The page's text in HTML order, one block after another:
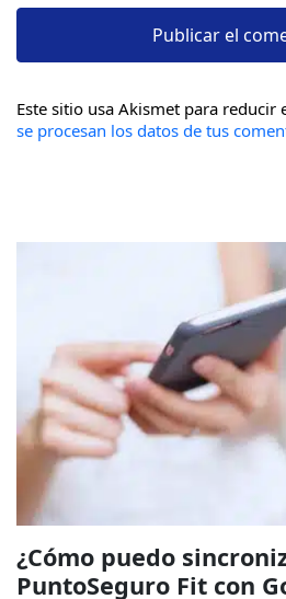
Este sitio usa Akismet para reducir
se procesan los datos de tus
¿Cómo puedo
PuntoSeguro Fit con